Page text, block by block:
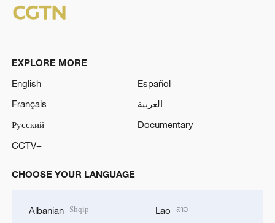
EXPLORE MORE
English
Español
Français
العربية
Русский
Documentary
CCTV+
CHOOSE YOUR LANGUAGE
Albanian Shqip Lao ລາວ